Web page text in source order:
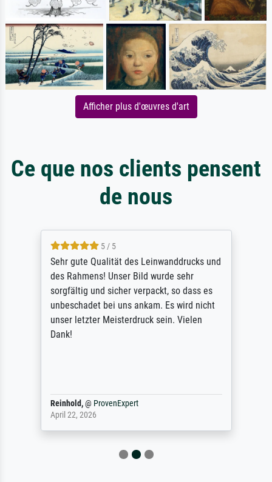
Afficher plus d'œuvres d'art
Ce que nos clients pensent
de nous
5 / 5
Sehr gute Qualität des Leinwanddrucks und
des Rahmens! Unser Bild wurde sehr
sorgfältig und sicher verpackt, so dass es
unbeschadet bei uns ankam. Es wird nicht
unser letzter Meisterdruck sein. Vielen
Dank!
Reinhold,@ ProvenExpert
April 22, 2026